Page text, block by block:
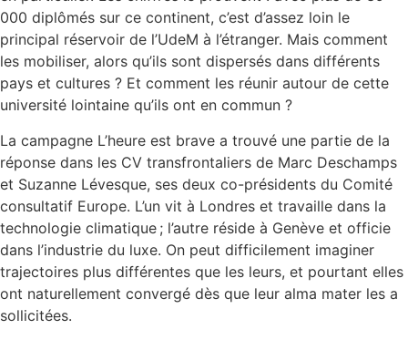
000 diplômés sur ce continent, c’est d’assez loin le
principal réservoir de l’UdeM à l’étranger. Mais comment
les mobiliser, alors qu’ils sont dispersés dans différents
pays et cultures ? Et comment les réunir autour de cette
université lointaine qu’ils ont en commun ?
La campagne L’heure est brave a trouvé une partie de la
réponse dans les CV transfrontaliers de Marc Deschamps
et Suzanne Lévesque, ses deux co-présidents du Comité
consultatif Europe. L’un vit à Londres et travaille dans la
technologie climatique ; l’autre réside à Genève et officie
dans l’industrie du luxe. On peut difficilement imaginer
trajectoires plus différentes que les leurs, et pourtant elles
ont naturellement convergé dès que leur alma mater les a
sollicitées.